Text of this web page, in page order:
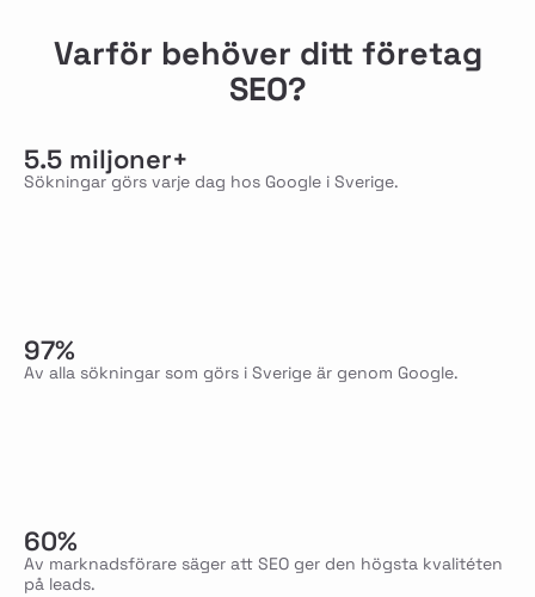
Varför behöver ditt företag
SEO?
5.5 miljoner+
Sökningar görs varje dag hos Google i Sverige.
97%
Av alla sökningar som görs i Sverige är genom Google.
60%
Av marknadsförare säger att SEO ger den högsta kvalitéten
på leads.